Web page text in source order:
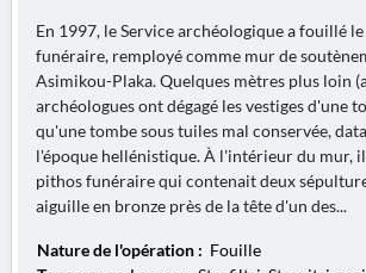
En 1997, le Service archéologique a fouillé
funéraire, remployé comme mur de
Asimikou-Plaka. Quelques mètres plus loin
archéologues ont dégagé les vestiges d'une
qu'une tombe sous tuiles mal conservée,
l'époque hellénistique. À l'intérieur du mur,
pithos funéraire qui contenait deux
aiguille en bronze près de la tête d'un des...
Nature de l'opération : Fouille